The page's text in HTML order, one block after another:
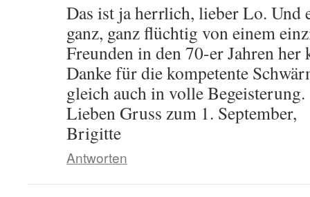
Das ist ja herrlich, lieber Lo. Und
ganz, ganz flüchtig von einem
Freunden in den 70-er Jahren her
Danke für die kompetente
gleich auch in volle
Lieben Gruss zum 1. September,
Brigitte
Antworten